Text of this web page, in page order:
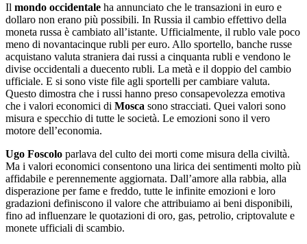
Il mondo occidentale ha annunciato che le transazioni in euro e
dollaro non erano più possibili. In Russia il cambio effettivo della
moneta russa è cambiato all’istante. Ufficialmente, il rublo vale poco
meno di novantacinque rubli per euro. Allo sportello, banche russe
acquistano valuta straniera dai russi a cinquanta rubli e vendono le
divise occidentali a duecento rubli. La metà e il doppio del cambio
ufficiale. E si sono viste file agli sportelli per cambiare valuta.
Questo dimostra che i russi hanno preso consapevolezza emotiva
che i valori economici di Mosca sono stracciati. Quei valori sono
misura e specchio di tutte le società. Le emozioni sono il vero
motore dell’economia.
Ugo Foscolo parlava del culto dei morti come misura della civiltà.
Ma i valori economici consentono una lirica dei sentimenti molto più
affidabile e perennemente aggiornata. Dall’amore alla rabbia, alla
disperazione per fame e freddo, tutte le infinite emozioni e loro
gradazioni definiscono il valore che attribuiamo ai beni disponibili,
fino ad influenzare le quotazioni di oro, gas, petrolio, criptovalute e
monete ufficiali di scambio.